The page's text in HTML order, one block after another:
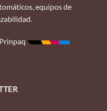
equipos de